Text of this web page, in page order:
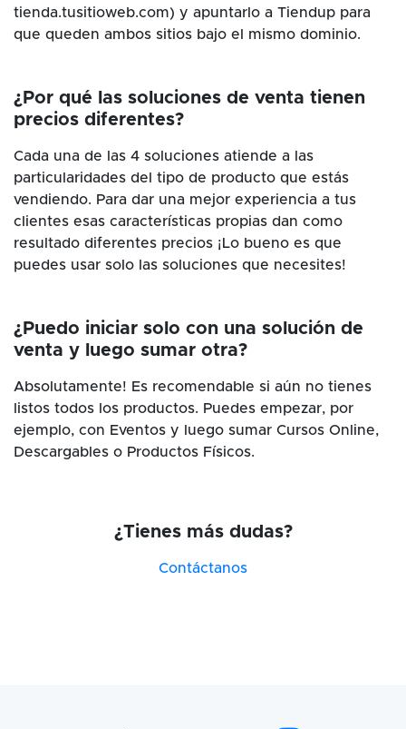
tienda.tusitioweb.com) y apuntarlo a Tiendup para
que queden ambos sitios bajo el mismo dominio.
¿Por qué las soluciones de venta tienen
precios diferentes?
Cada una de las 4 soluciones atiende a las
particularidades del tipo de producto que estás
vendiendo. Para dar una mejor experiencia a tus
clientes esas características propias dan como
resultado diferentes precios ¡Lo bueno es que
puedes usar solo las soluciones que necesites!
¿Puedo iniciar solo con una solución de
venta y luego sumar otra?
Absolutamente! Es recomendable si aún no tienes
listos todos los productos. Puedes empezar, por
ejemplo, con Eventos y luego sumar Cursos Online,
Descargables o Productos Físicos.
¿Tienes más dudas?
Contáctanos